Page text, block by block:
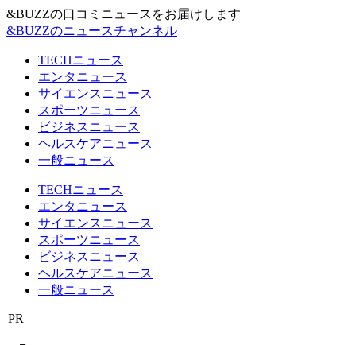
&BUZZの口コミニュースをお届けします
&BUZZのニュースチャンネル
TECHニュース
エンタニュース
サイエンスニュース
スポーツニュース
ビジネスニュース
ヘルスケアニュース
一般ニュース
TECHニュース
エンタニュース
サイエンスニュース
スポーツニュース
ビジネスニュース
ヘルスケアニュース
一般ニュース
PR